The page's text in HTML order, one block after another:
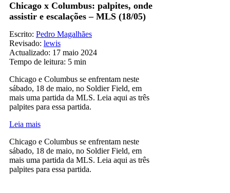
Chicago x Columbus: palpites, onde
assistir e escalações – MLS (18/05)
Escrito: Pedro Magalhães
Revisado: lewis
Actualizado: 17 maio 2024
Tempo de leitura: 5 min
Chicago e Columbus se enfrentam neste
sábado, 18 de maio, no Soldier Field, em
mais uma partida da MLS. Leia aqui as três
palpites para essa partida.
Leia mais
Chicago e Columbus se enfrentam neste
sábado, 18 de maio, no Soldier Field, em
mais uma partida da MLS. Leia aqui as três
palpites para essa partida.